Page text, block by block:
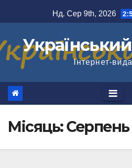
до
Нд. Сер 9th, 2026
Інтернет-
Місяць:Серпень